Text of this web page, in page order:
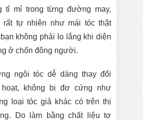
tỉ mỉ trong từng đường may,
rất tự nhiên như mái tóc thật
không phải lo lắng khi diện
ở chốn đông người.
ngôi tóc dễ dàng thay đổi
hoạt, không bị đơ cứng như
loại tóc giả khác có trên thị
Do làm bằng chất liệu tơ